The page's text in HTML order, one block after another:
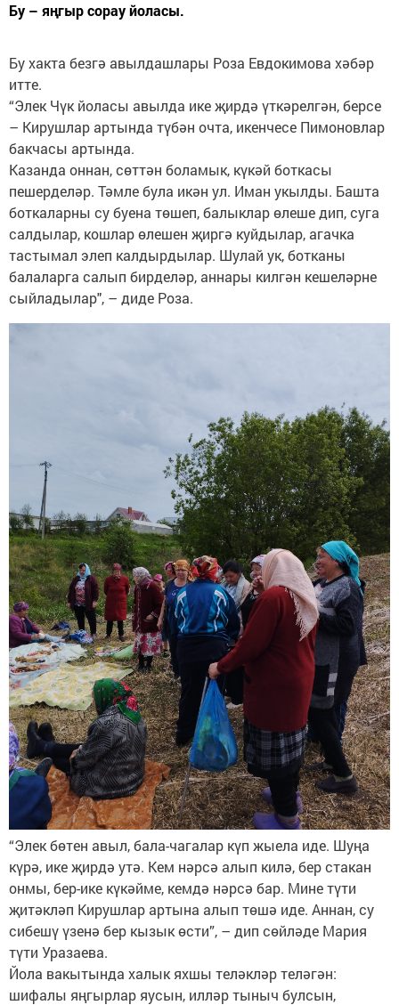
Бу – яңгыр сорау йоласы.
Бу хакта безгә авылдашлары Роза Евдокимова хәбәр
итте.
“Элек Чүк йоласы авылда ике җирдә үткәрелгән, берсе
– Кирушлар артында түбән очта, икенчесе Пимоновлар
бакчасы артында.
Казанда оннан, сөттән боламык, күкәй боткасы
пешерделәр. Тәмле була икән ул. Иман укылды. Башта
боткаларны су буена төшеп, балыклар өлеше дип, суга
салдылар, кошлар өлешен җиргә куйдылар, агачка
тастымал элеп калдырдылар. Шулай ук, ботканы
балаларга салып бирделәр, аннары килгән кешеләрне
сыйладылар", – диде Роза.
“Элек бөтен авыл, бала-чагалар күп жыела иде. Шуңа
күрә, ике җирдә утә. Кем нәрсә алып килә, бер стакан
онмы, бер-ике күкәйме, кемдә нәрсә бар. Мине түти
җитәкләп Кирушлар артына алып төшә иде. Аннан, су
сибешү үзенә бер кызык өсти”, – дип сөйләде Мария
түти Уразаева.
Йола вакытында халык яхшы теләкләр теләгән:
шифалы яңгырлар яусын, илләр тыныч булсын,